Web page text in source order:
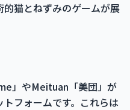
猫とねずみのゲームが展
」やMeituan「美団」が
フォームです。これらは